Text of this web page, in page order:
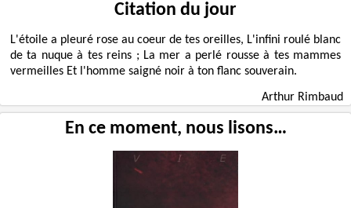
Citation du jour
L'étoile a pleuré rose au coeur de tes oreilles, L'infini roulé blanc
de ta nuque à tes reins ; La mer a perlé rousse à tes mammes
vermeilles Et l'homme saigné noir à ton flanc souverain.
Arthur Rimbaud
En ce moment, nous lisons…